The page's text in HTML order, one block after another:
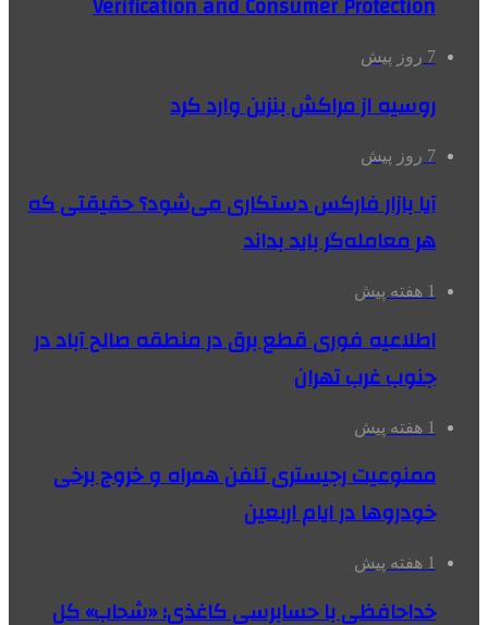
7 روز پیش
روسیه از مراکش بنزین وارد کرد
7 روز پیش
آیا بازار فارکس دستکاری می‌شود؟ حقیقتی که
هر معامله‌گر باید بداند
1 هفته پیش
اطلاعیه فوری قطع برق در منطقه صالح آباد در
جنوب غرب تهران
1 هفته پیش
ممنوعیت رجیستری تلفن همراه و خروج برخی
خودروها در ایام اربعین
1 هفته پیش
خداحافظی با حسابرسی کاغذی؛ «شحاب» کل